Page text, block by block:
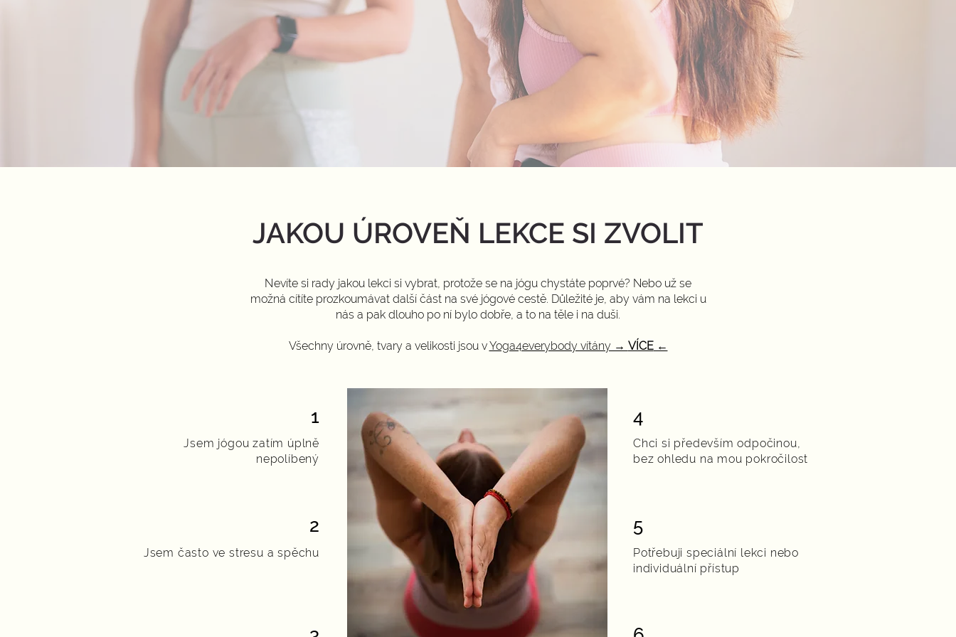
JAKOU ÚROVEŇ LEKCE SI ZVOLIT
Nevíte si rady jakou lekci si vybrat, protože se na jógu chystáte poprvé? Nebo už se
možná cítíte prozkoumávat další část na své jógové cestě. Důležité je, aby vám na lekci u
nás a pak dlouho po ní bylo dobře, a to na těle i na duši.
Všechny úrovně, tvary a velikosti jsou vYoga4everybody vítány → VÍCE←
1
Jsem jógou zatím úplně
nepolíbený
2
Jsem často ve stresu a spěchu
4
Chci si především odpočinou,
bez ohledu na mou pokročilost
5
Potřebuji speciální lekci nebo
individuální přístup